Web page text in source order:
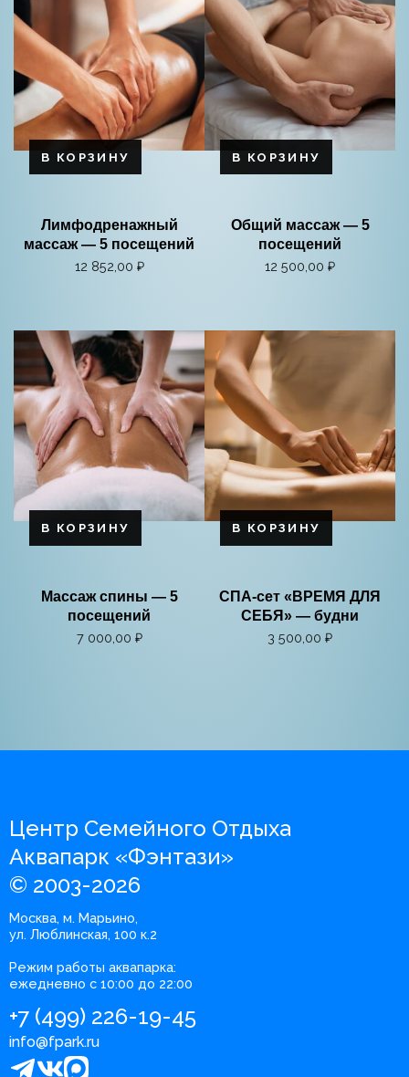
В КОРЗИНУ
Лимфодренажный
массаж — 5 посещений
12 852,00 ₽
В КОРЗИНУ
Общий массаж — 5
посещений
12 500,00 ₽
В КОРЗИНУ
Массаж спины — 5
посещений
7 000,00 ₽
В КОРЗИНУ
СПА-сет «ВРЕМЯ ДЛЯ
СЕБЯ» — будни
3 500,00 ₽
Центр Семейного Отдыха
Аквапарк «Фэнтази»
© 2003-2026
Москва, м. Марьино,
ул. Люблинская, 100 к.2
Режим работы аквапарка:
ежедневно с 10:00 до 22:00
+7 (499) 226-19-45
info@fpark.ru